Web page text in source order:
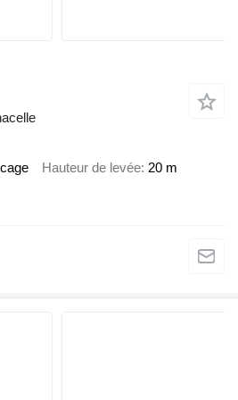
Hauteur de levée 20 m